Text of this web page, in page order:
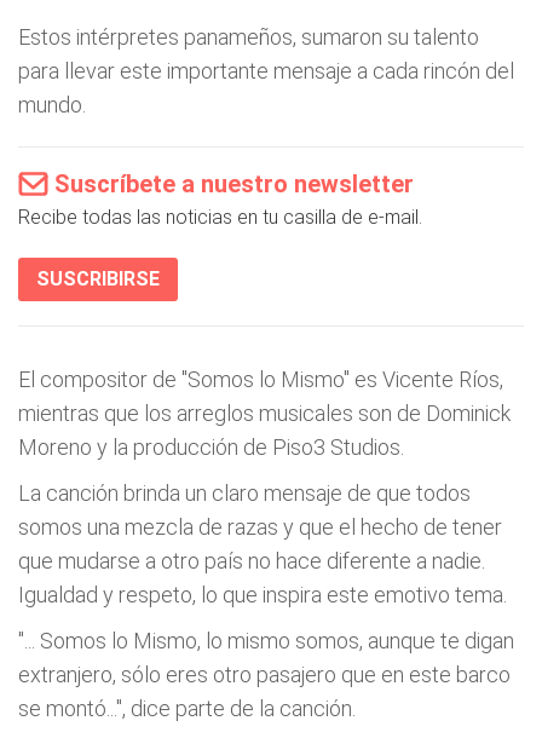
Estos intérpretes panameños, sumaron su talento
para llevar este importante mensaje a cada rincón del
mundo.
Suscríbete a nuestro newsletter
Recibe todas las noticias en tu casilla de e-mail.
SUSCRIBIRSE
El compositor de "Somos lo Mismo" es Vicente Ríos,
mientras que los arreglos musicales son de Dominick
Moreno y la producción de Piso3 Studios.
La canción brinda un claro mensaje de que todos
somos una mezcla de razas y que el hecho de tener
que mudarse a otro país no hace diferente a nadie.
Igualdad y respeto, lo que inspira este emotivo tema.
"... Somos lo Mismo, lo mismo somos, aunque te digan
extranjero, sólo eres otro pasajero que en este barco
se montó...", dice parte de la canción.